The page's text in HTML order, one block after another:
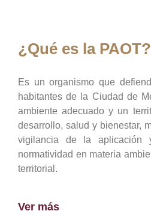
¿Qué es la PAOT?
Es un organismo que
habitantes de la Ciudad de
ambiente adecuado y un
desarrollo, salud y bienestar,
vigilancia de la aplicación
normatividad en materia
territorial.
Ver más